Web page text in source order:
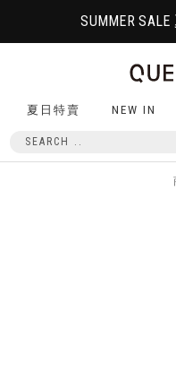
SUMMER
夏日特賣 NEW IN